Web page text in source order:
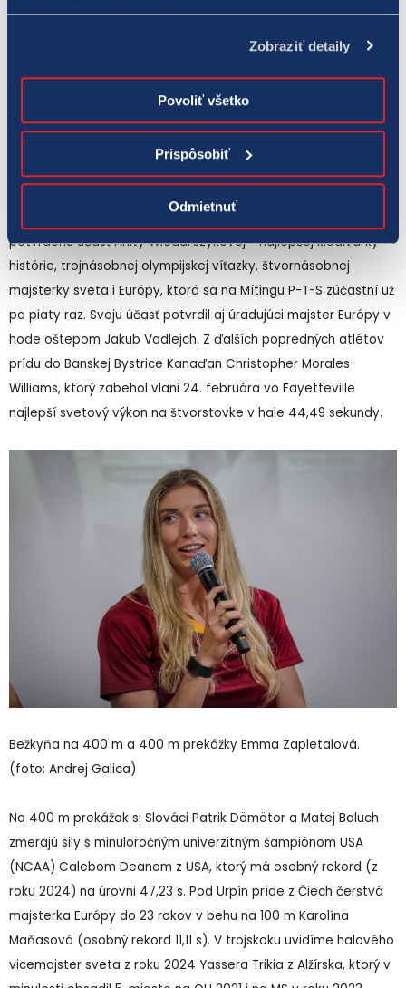
Zobraziť detaily
Povoliť všetko
Prispôsobiť
Odmietnuť
Bežkyňa na 800 m Gabriela Gajanová. (foto: Andrej Galica)
Organizátori 60. ročníka TIPOS P-T-S už dávajú dokopy
štartové listiny v 16 disciplínach hlavného programu. Majú
potvrdenú účasť Anity Wlodarczykovej - najlepšej kladivárky
histórie, trojnásobnej olympijskej víťazky, štvornásobnej
majsterky sveta i Európy, ktorá sa na Mítingu P-T-S zúčastní už
po piaty raz. Svoju účasť potvrdil aj úradujúci majster Európy v
hode oštepom Jakub Vadlejch. Z ďalších popredných atlétov
prídu do Banskej Bystrice Kanaďan Christopher Morales-
Williams, ktorý zabehol vlani 24. februára vo Fayetteville
najlepší svetový výkon na štvorstovke v hale 44,49 sekundy.
Bežkyňa na 400 m a 400 m prekážky Emma Zapletalová.
(foto: Andrej Galica)
Na 400 m prekážok si Slováci Patrik Dömötor a Matej Baluch
zmerajú sily s minuloročným univerzitným šampiónom USA
(NCAA) Calebom Deanom z USA, ktorý má osobný rekord (z
roku 2024) na úrovni 47,23 s. Pod Urpín príde z Čiech čerstvá
majsterka Európy do 23 rokov v behu na 100 m Karolína
Maňasová (osobný rekord 11,11 s). V trojskoku uvidíme halového
vicemajster sveta z roku 2024 Yassera Trikia z Alžírska, ktorý v